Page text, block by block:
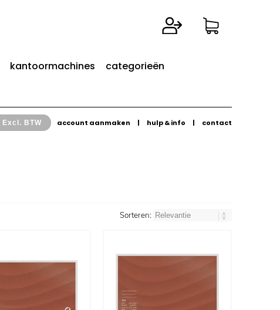
kantoormachines
categorieën
Excl. BTW account aanmaken | hulp & info | contact
Sorteren: